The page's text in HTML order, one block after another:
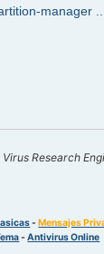
manager
Virus Research
-Mensajes
-Antivirus Online